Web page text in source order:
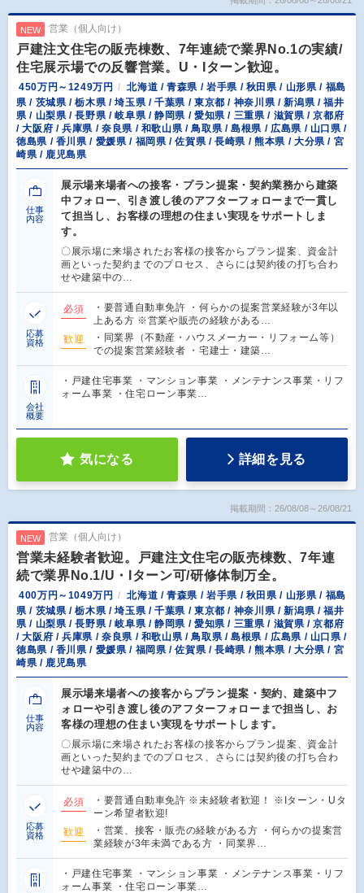
NEW 営業（個人向け）
戸建注文住宅の販売棟数、7年連続で業界No.1の実績/
住宅展示場での反響営業。U・Iターン歓迎。
450万円～1249万円
北海道 / 青森県 / 岩手県 / 秋田県 / 山形県 / 福島
県 / 茨城県 / 栃木県 / 埼玉県 / 千葉県 / 東京都 / 神奈川県 / 新潟県 / 福井
県 / 山梨県 / 長野県 / 岐阜県 / 静岡県 / 愛知県 / 三重県 / 滋賀県 / 京都府
/ 大阪府 / 兵庫県 / 奈良県 / 和歌山県 / 鳥取県 / 島根県 / 広島県 / 山口県 /
徳島県 / 香川県 / 愛媛県 / 福岡県 / 佐賀県 / 長崎県 / 熊本県 / 大分県 / 宮
崎県 / 鹿児島県
仕事
内容
展示場来場者への接客・プラン提案・契約業務から建築
中フォロー、引き渡し後のアフターフォローまで一貫し
て担当し、お客様の理想の住まい実現をサポートしま
す。
〇展示場に来場されたお客様の接客からプラン提案、資金計
画といった契約までのプロセス、さらには契約後の打ち合わ
せや建築中の…
応募
資格
必須
・要普通自動車免許 ・何らかの提案営業経験が3年以
上ある方 ※営業や販売の経験がある…
歓迎
・同業界（不動産・ハウスメーカー・リフォーム等）
での提案営業経験者 ・宅建士・建築…
会社
概要
・戸建住宅事業 ・マンション事業 ・メンテナンス事業・リフ
ォーム事業 ・住宅ローン事業…
気になる 詳細を見る
掲載期間：26/08/08～26/08/21
NEW 営業（個人向け）
営業未経験者歓迎。戸建注文住宅の販売棟数、7年連
続で業界No.1/U・Iターン可/研修体制万全。
400万円～1049万円
北海道 / 青森県 / 岩手県 / 秋田県 / 山形県 / 福島
県 / 茨城県 / 栃木県 / 埼玉県 / 千葉県 / 東京都 / 神奈川県 / 新潟県 / 福井
県 / 山梨県 / 長野県 / 岐阜県 / 静岡県 / 愛知県 / 三重県 / 滋賀県 / 京都府
/ 大阪府 / 兵庫県 / 奈良県 / 和歌山県 / 鳥取県 / 島根県 / 広島県 / 山口県 /
徳島県 / 香川県 / 愛媛県 / 福岡県 / 佐賀県 / 長崎県 / 熊本県 / 大分県 / 宮
崎県 / 鹿児島県
仕事
内容
展示場来場者への接客からプラン提案・契約、建築中フ
ォローや引き渡し後のアフターフォローまで担当し、お
客様の理想の住まい実現をサポートします。
〇展示場に来場されたお客様の接客からプラン提案、資金計
画といった契約までのプロセス、さらには契約後の打ち合わ
せや建築中の…
応募
資格
必須
・要普通自動車免許 ※未経験者歓迎！ ※Iターン・Uタ
ーン希望者歓迎!
歓迎
・営業、接客・販売の経験がある方 ・何らかの提案営
業経験が3年未満である方 ・同業界…
・戸建住宅事業 ・マンション事業 ・メンテナンス事業・リフ
ォーム事業 ・住宅ローン事業…